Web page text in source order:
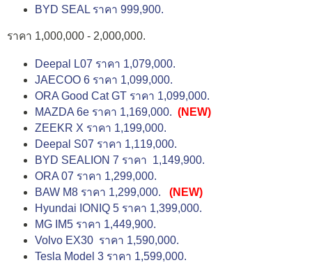
BYD SEAL ราคา 999,900.
ราคา 1,000,000 - 2,000,000.
Deepal L07 ราคา 1,079,000.
JAECOO 6 ราคา 1,099,000.
ORA Good Cat GT ราคา 1,099,000.
MAZDA 6e ราคา 1,169,000. (NEW)
ZEEKR X ราคา 1,199,000.
Deepal S07 ราคา 1,119,000.
BYD SEALION 7 ราคา 1,149,900.
ORA 07 ราคา 1,299,000.
BAW M8 ราคา 1,299,000.
(NEW)
Hyundai IONIQ 5 ราคา 1,399,000.
MG IM5 ราคา 1,449,900.
Volvo EX30 ราคา 1,590,000.
Tesla Model 3 ราคา 1,599,000.